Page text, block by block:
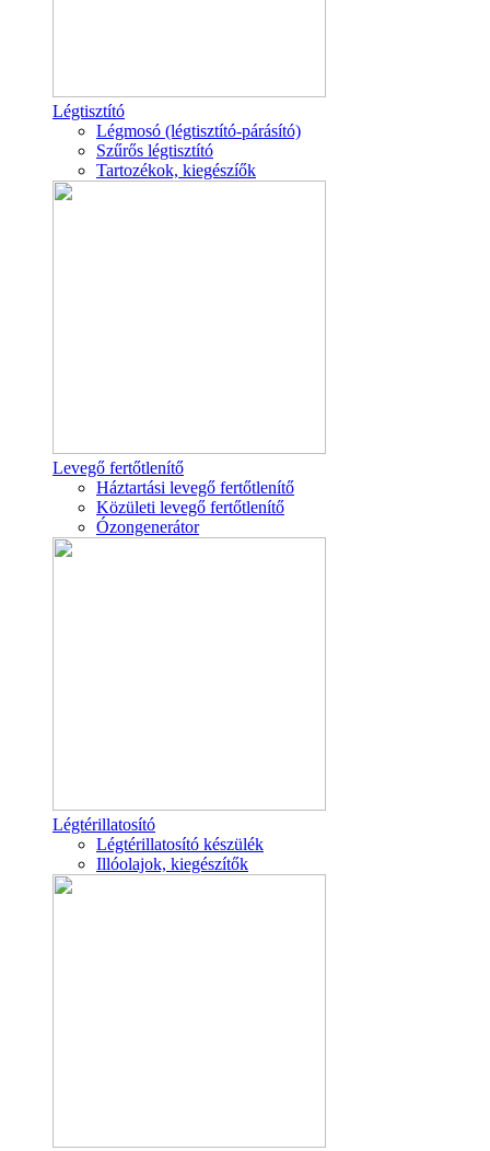
Légtisztító
Légmosó (légtisztító-párásító)
Szűrős légtisztító
Tartozékok, kiegészíők
Levegő fertőtlenítő
Háztartási levegő fertőtlenítő
Közületi levegő fertőtlenítő
Ózongenerátor
Légtérillatosító
Légtérillatosító készülék
Illóolajok, kiegészítők